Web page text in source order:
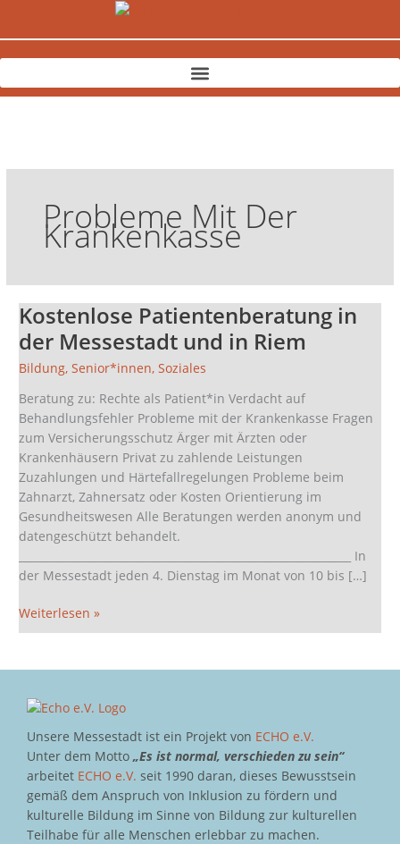
Probleme Mit Der
Krankenkasse
Kostenlose Patientenberatung in
der Messestadt und in Riem
Bildung,Senior*innen,Soziales
Beratung zu: Rechte als Patient*in Verdacht auf
Behandlungsfehler Probleme mit der Krankenkasse Fragen
zum Versicherungsschutz Ärger mit Ärzten oder
Krankenhäusern Privat zu zahlende Leistungen
Zuzahlungen und Härtefallregelungen Probleme beim
Zahnarzt, Zahnersatz oder Kosten Orientierung im
Gesundheitswesen Alle Beratungen werden anonym und
datengeschützt behandelt.
______________________________________________________________ In
der Messestadt jeden 4. Dienstag im Monat von 10 bis […]
Kostenlose
Patientenberatung
in
der
Messestadt
und
Riem
Weiterlesen »
Unsere Messestadt ist ein Projekt von ECHO e.V.
Unter dem Motto „Es ist normal, verschieden zu sein“
arbeitet ECHO e.V. seit 1990 daran, dieses Bewusstsein
gemäß dem Anspruch von Inklusion zu fördern und
kulturelle Bildung im Sinne von Bildung zur kulturellen
Teilhabe für alle Menschen erlebbar zu machen.